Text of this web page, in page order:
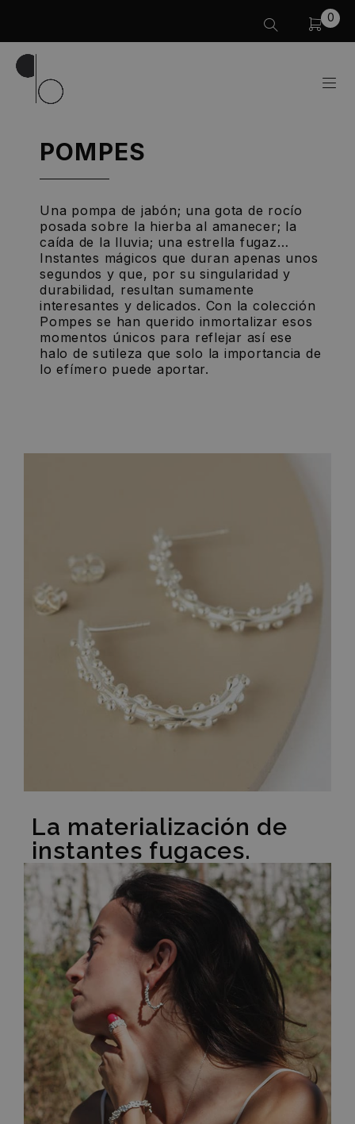
0
POMPES
Una pompa de jabón; una gota de rocío
posada sobre la hierba al amanecer; la
caída de la lluvia; una estrella fugaz…
Instantes mágicos que duran apenas unos
segundos y que, por su singularidad y
durabilidad, resultan sumamente
interesantes y delicados. Con la colección
Pompes se han querido inmortalizar esos
momentos únicos para reflejar así ese
halo de sutileza que solo la importancia de
lo efímero puede aportar.
La materialización de
instantes fugaces.